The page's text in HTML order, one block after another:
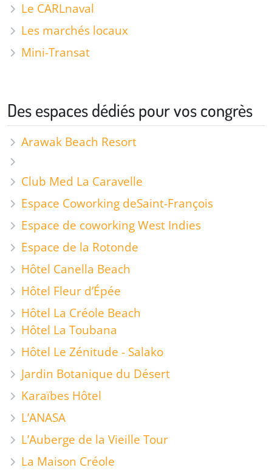
Le CARLnaval
Les marchés locaux
Mini-Transat
Des espaces dédiés pour vos congrès
Arawak Beach Resort
Club Med La Caravelle
Espace Coworking deSaint-François
Espace de coworking West Indies
Espace de la Rotonde
Hôtel Canella Beach
Hôtel Fleur d’Épée
Hôtel La Créole Beach
Hôtel La Toubana
Hôtel Le Zénitude - Salako
Jardin Botanique du Désert
Karaïbes Hôtel
L’ANASA
L’Auberge de la Vieille Tour
La Maison Créole